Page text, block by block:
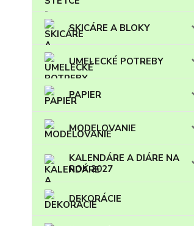
SKICÁRE A BLOKY
UMELECKÉ POTREBY
PAPIER
MODELOVANIE
KALENDÁRE A DIÁRE NA
ROK 2027
DEKORÁCIE